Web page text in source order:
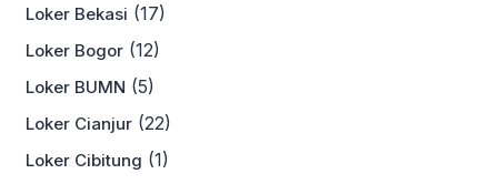
Loker Bekasi (17)
Loker Bogor (12)
Loker BUMN (5)
Loker Cianjur (22)
Loker Cibitung (1)